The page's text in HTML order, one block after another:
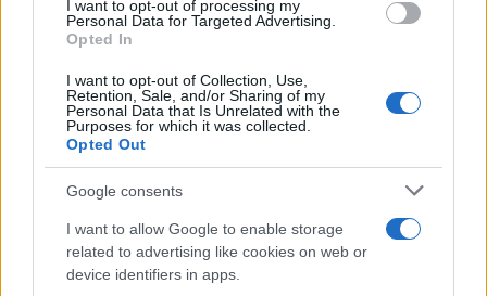
I want to opt-out of processing my
Personal Data for Targeted Advertising.
Opted In
I want to opt-out of Collection, Use,
Retention, Sale, and/or Sharing of my
Personal Data that Is Unrelated with the
Purposes for which it was collected.
Opted Out
Google consents
I want to allow Google to enable storage
related to advertising like cookies on web or
device identifiers in apps.
ΠΟΛΙΤΙΚΑ - ΜΙΚΡΑΣΙΑΤΙΚΑ
Οι γυναίκες της Σινασού και οι «επίσημες»
παραδοσιακές φορεσιές τους – Τα σπάνια
κεντήματα μιας χαμένης πατρίδας